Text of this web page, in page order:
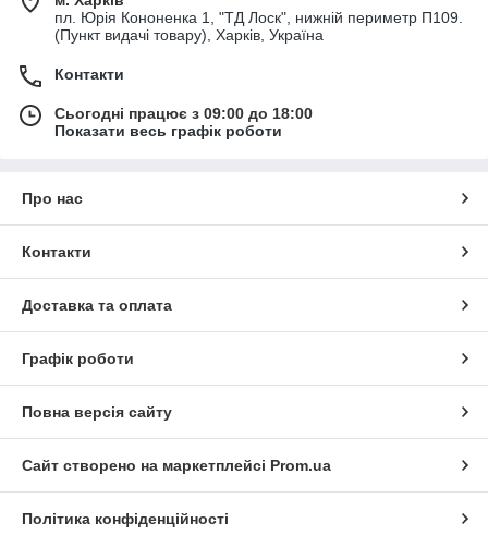
пл. Юрія Кононенка 1, "ТД Лоск", нижній периметр П109.
(Пункт видачі товару), Харків, Україна
Контакти
Сьогодні працює з 09:00 до 18:00
Показати весь графік роботи
Про нас
Контакти
Доставка та оплата
Графік роботи
Повна версія сайту
Сайт створено на маркетплейсі Prom.ua
Політика конфіденційності